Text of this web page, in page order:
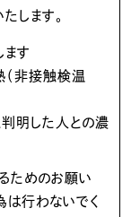
します。
す
（非接触検温
明した人との濃
ためのお願い
行わないでく